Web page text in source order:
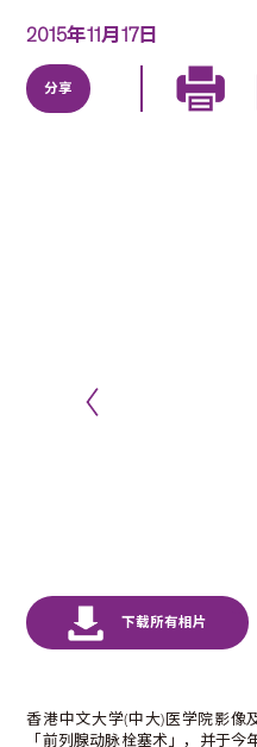
2015年11月17日
分享
香港中文大学(中大)医学院影像
「前列腺动脉栓塞术」，并于